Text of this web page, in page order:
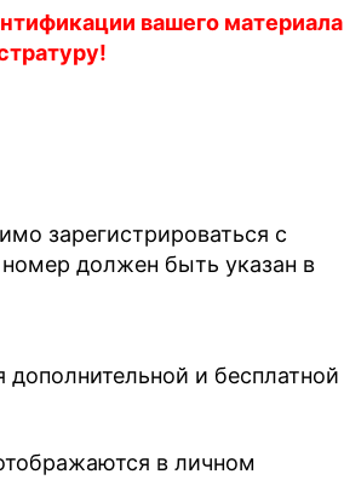
вашего материала
зарегистрироваться с
должен быть указан в
и бесплатной
в личном